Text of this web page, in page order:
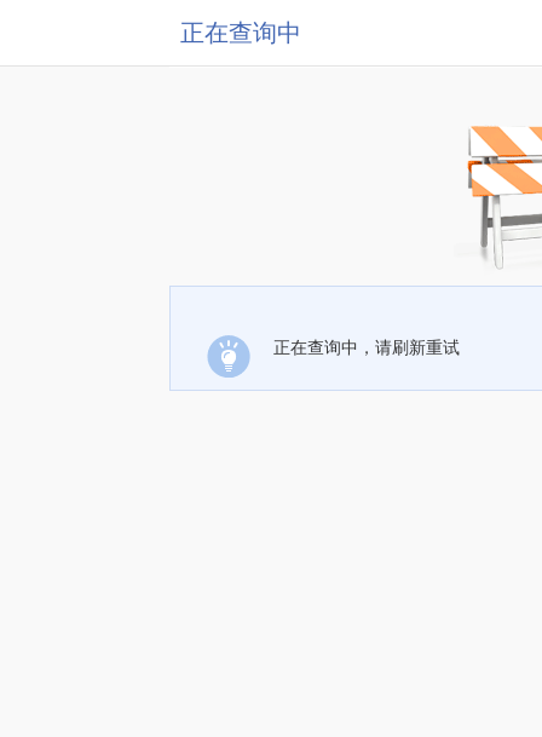
正在查询中
正在查询中，请刷新重试